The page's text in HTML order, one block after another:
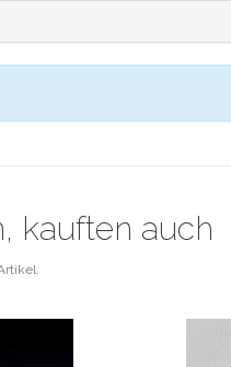
kauften auch